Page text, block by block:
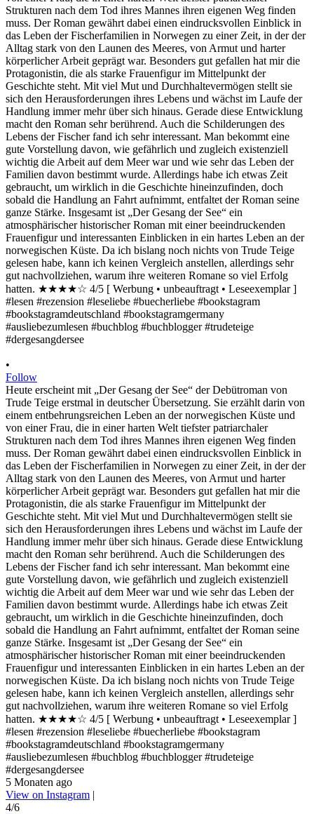
•
Follow
Heute erscheint mit „Der Gesang der See“ der Debütroman von
Trude Teige erstmal in deutscher Übersetzung. Sie erzählt darin von
einem entbehrungsreichen Leben an der norwegischen Küste und
von einer Frau, die in einer harten Welt tiefster patriarchaler
Strukturen nach dem Tod ihres Mannes ihren eigenen Weg finden
muss. Der Roman gewährt dabei einen eindrucksvollen Einblick in
das Leben der Fischerfamilien in Norwegen zu einer Zeit, in der der
Alltag stark von den Launen des Meeres, von Armut und harter
körperlicher Arbeit geprägt war. Besonders gut gefallen hat mir die
Protagonistin, die als starke Frauenfigur im Mittelpunkt der
Geschichte steht. Mit viel Mut und Durchhaltevermögen stellt sie
sich den Herausforderungen ihres Lebens und wächst im Laufe der
Handlung immer mehr über sich hinaus. Gerade diese Entwicklung
macht den Roman sehr berührend. Auch die Schilderungen des
Lebens der Fischer fand ich sehr interessant. Man bekommt eine
gute Vorstellung davon, wie gefährlich und zugleich existenziell
wichtig die Arbeit auf dem Meer war und wie sehr das Leben der
Familien davon bestimmt wurde. Allerdings habe ich etwas Zeit
gebraucht, um wirklich in die Geschichte hineinzufinden, doch
sobald die Handlung an Fahrt aufnimmt, entfaltet der Roman seine
ganze Stärke. Insgesamt ist „Der Gesang der See“ ein
atmosphärischer historischer Roman mit einer beeindruckenden
Frauenfigur und interessanten Einblicken in ein hartes Leben an der
norwegischen Küste. Da ich bislang noch nichts von Trude Teige
gelesen habe, kann ich keinen Vergleich anstellen, allerdings sehr
gut nachvollziehen, warum ihre weiteren Romane so viel Erfolg
hatten. ★★★★☆ 4/5 [ Werbung • unbeauftragt • Leseexemplar ]
#lesen #rezension #leseliebe #buecherliebe #bookstagram
#bookstagramdeutschland #bookstagramgermany
#ausliebezumlesen #buchblog #buchblogger #trudeteige
#dergesangdersee
5 Monaten ago
View on Instagram |
4/6